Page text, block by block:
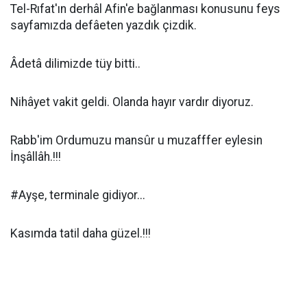
Tel-Rıfat'ın derhâl Afin'e bağ lanması konusunu feys
sayfamızda defâeten yazdık çizdik.
Âdetâ dilimizde tüy bitti..
Nihâyet vakit geldi. Olanda hayır vardır diyoruz.
Rabb'im Ordumuzu mansûr u muzafffer eylesin
İnşâllâh.!!!
#Ayşe, terminale gidiyor...
Kasımda tatil daha güzel.!!!